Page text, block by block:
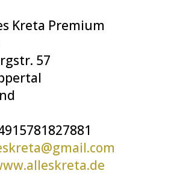
Kreta Premium
57